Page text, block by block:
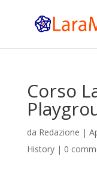
Corso
da Redazione |
History| 0